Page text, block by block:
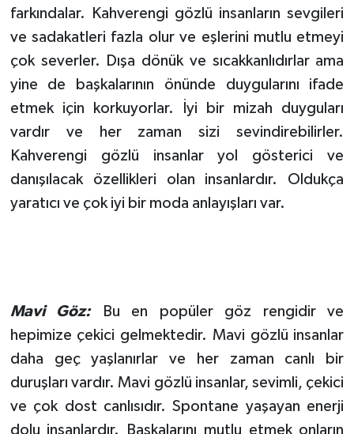
farkındalar. Kahverengi gözlü insanların sevgileri
ve sadakatleri fazla olur ve eşlerini mutlu etmeyi
çok severler. Dışa dönük ve sıcakkanlıdırlar ama
yine de başkalarının önünde duygularını ifade
etmek için korkuyorlar. İyi bir mizah duyguları
vardır ve her zaman sizi sevindirebilirler.
Kahverengi gözlü insanlar yol gösterici ve
danışılacak özellikleri olan insanlardır. Oldukça
yaratıcı ve çok iyi bir moda anlayışları var.
Mavi Göz:Bu en popüler göz rengidir ve
hepimize çekici gelmektedir. Mavi gözlü insanlar
daha geç yaşlanırlar ve her zaman canlı bir
duruşları vardır. Mavi gözlü insanlar, sevimli, çekici
ve çok dost canlısıdır. Spontane yaşayan enerji
dolu insanlardır. Başkalarını mutlu etmek onların